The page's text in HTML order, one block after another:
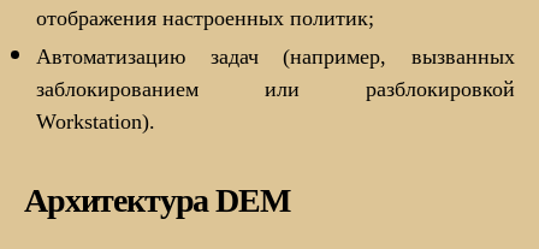
отображения настроенных политик;
Автоматизацию задач (например, вызванных
заблокированием или разблокировкой
Workstation).
Архитектура DEM